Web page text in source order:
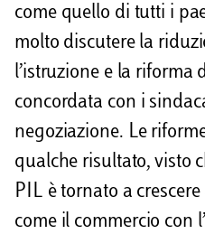
come quello di tutti i
molto discutere la
l’istruzione e la riforma
concordata con i
negoziazione. Le
qualche risultato, visto
PIL è tornato a
come il commercio con